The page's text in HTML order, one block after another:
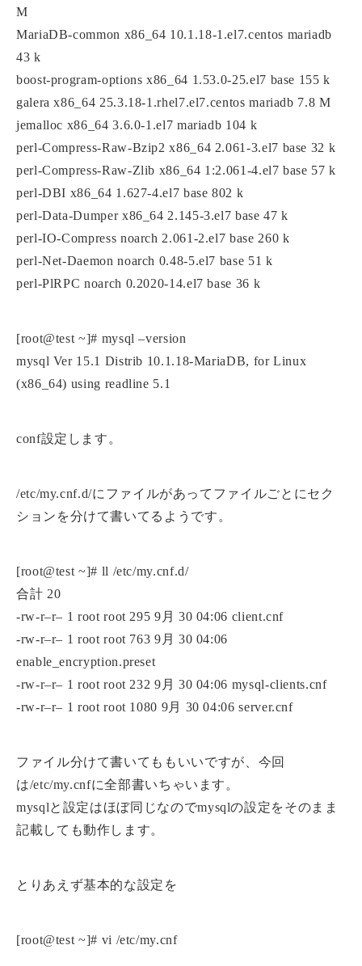
M
MariaDB-common x86_64 10.1.18-1.el7.centos mariadb
43 k
boost-program-options x86_64 1.53.0-25.el7 base 155 k
galera x86_64 25.3.18-1.rhel7.el7.centos mariadb 7.8 M
jemalloc x86_64 3.6.0-1.el7 mariadb 104 k
perl-Compress-Raw-Bzip2 x86_64 2.061-3.el7 base 32 k
perl-Compress-Raw-Zlib x86_64 1:2.061-4.el7 base 57 k
perl-DBI x86_64 1.627-4.el7 base 802 k
perl-Data-Dumper x86_64 2.145-3.el7 base 47 k
perl-IO-Compress noarch 2.061-2.el7 base 260 k
perl-Net-Daemon noarch 0.48-5.el7 base 51 k
perl-PlRPC noarch 0.2020-14.el7 base 36 k
[root@test ~]# mysql –version
mysql Ver 15.1 Distrib 10.1.18-MariaDB, for Linux
(x86_64) using readline 5.1
conf設定します。
/etc/my.cnf.d/にファイルがあってファイルごとにセク
ションを分けて書いてるようです。
[root@test ~]# ll /etc/my.cnf.d/
合計 20
-rw-r–r– 1 root root 295 9月 30 04:06 client.cnf
-rw-r–r– 1 root root 763 9月 30 04:06
enable_encryption.preset
-rw-r–r– 1 root root 232 9月 30 04:06 mysql-clients.cnf
-rw-r–r– 1 root root 1080 9月 30 04:06 server.cnf
ファイル分けて書いてももいいですが、今回
は/etc/my.cnfに全部書いちゃいます。
mysqlと設定はほぼ同じなのでmysqlの設定をそのまま
記載しても動作します。
とりあえず基本的な設定を
[root@test ~]# vi /etc/my.cnf